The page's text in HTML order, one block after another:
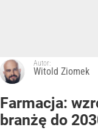
Autor:
Witold Ziomek
Farmacja:
branżę do